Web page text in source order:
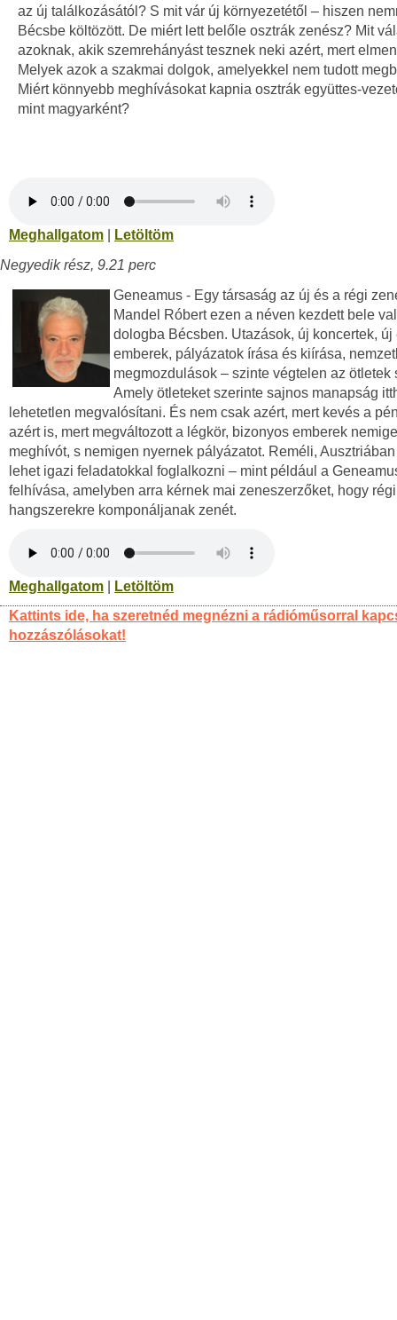
az új találkozásától? S mit vár új környezetétől – hiszen
Bécsbe költözött. De miért lett belőle osztrák zenész? Mit
azoknak, akik szemrehányást tesznek neki azért, mert
Melyek azok a szakmai dolgok, amelyekkel nem tudott
Miért könnyebb meghívásokat kapnia osztrák együttes-
mint magyarként?
Meghallgatom
Letöltöm
Negyedik rész, 9.21 perc
Geneamus - Egy társaság az új és a régi
Mandel Róbert ezen a néven kezdett bele
dologba Bécsben. Utazások, új koncertek, új
emberek, pályázatok írása és kiírása,
megmozdulások – szinte végtelen az ötletek
Amely ötleteket szerinte sajnos manapság
lehetetlen megvalósítani. És nem csak azért, mert kevés a
azért is, mert megváltozott a légkör, bizonyos emberek
meghívót, s nemigen nyernek pályázatot. Reméli,
lehet igazi feladatokkal foglalkozni – mint például a
felhívása, amelyben arra kérnek mai zeneszerzőket, hogy régi
hangszerekre komponáljanak zenét.
Meghallgatom
Letöltöm
Kattints ide, ha szeretnéd megnézni a rádióműsorral
hozzászólásokat!